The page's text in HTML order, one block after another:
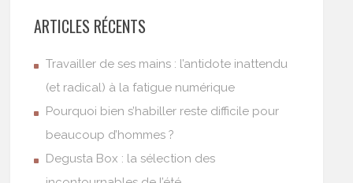
ARTICLES RÉCENTS
Travailler de ses mains : l’antidote inattendu
(et radical) à la fatigue numérique
Pourquoi bien s’habiller reste difficile pour
beaucoup d’hommes ?
Degusta Box : la sélection des